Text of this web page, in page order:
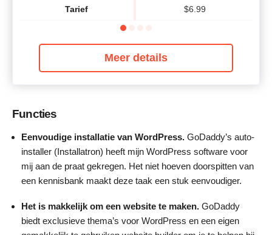
Tarief $6.99
Meer details
Functies
Eenvoudige installatie van WordPress. GoDaddy’s auto-
installer (Installatron) heeft mijn WordPress software voor
mij aan de praat gekregen. Het niet hoeven doorspitten van
een kennisbank maakt deze taak een stuk eenvoudiger.
Het is makkelijk om een website te maken. GoDaddy
biedt exclusieve thema’s voor WordPress en een eigen